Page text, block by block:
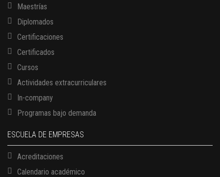
Maestrías
Diplomados
Certificaciones
Certificados
Cursos
Actividades extracurriculares
In-company
Programas bajo demanda
ESCUELA DE EMPRESAS
Acreditaciones
Calendario académico